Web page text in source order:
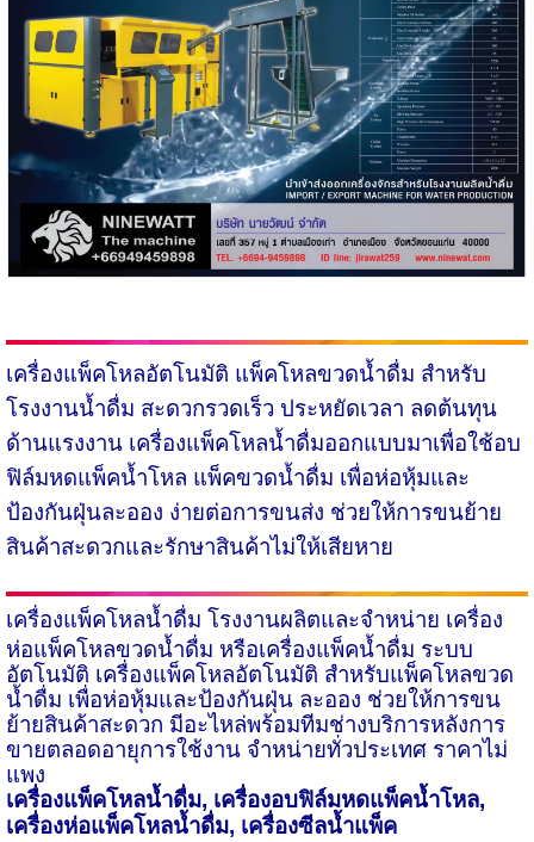
เครื่องแพ็คโหลอัตโนมัติ แพ็คโหลขวดน้ำดื่ม สำหรับ
โรงงานน้ำดื่ม สะดวกรวดเร็ว ประหยัดเวลา ลดต้นทุน
ด้านแรงงาน เครื่องแพ็คโหลน้ำดื่มออกแบบมาเพื่อใช้อบ
ฟิล์มหดแพ็คน้ำโหล แพ็คขวดน้ำดื่ม เพื่อห่อหุ้มและ
ป้องกันฝุ่นละออง ง่ายต่อการขนส่ง ช่วยให้การขนย้าย
สินค้าสะดวกและรักษาสินค้าไม่ให้เสียหาย
เครื่องแพ็คโหลน้ำดื่ม โรงงานผลิตและจำหน่าย เครื่อง
ห่อแพ็คโหลขวดน้ำดื่ม หรือเครื่องแพ็คน้ำดื่ม ระบบ
อัตโนมัติ เครื่องแพ็คโหลอัตโนมัติ สำหรับแพ็คโหลขวด
น้ำดื่ม เพื่อห่อหุ้มและป้องกันฝุ่น ละออง ช่วยให้การขน
ย้ายสินค้าสะดวก มีอะไหล่พร้อมทีมช่างบริการหลังการ
ขายตลอดอายุการใช้งาน จำหน่ายทั่วประเทศ ราคาไม่
แพง
เครื่องแพ็คโหลน้ำดื่ม, เครื่องอบฟิล์มหดแพ็คน้ำโหล,
เครื่องห่อแพ็คโหลน้ำดื่ม, เครื่องซีลน้ำแพ็ค